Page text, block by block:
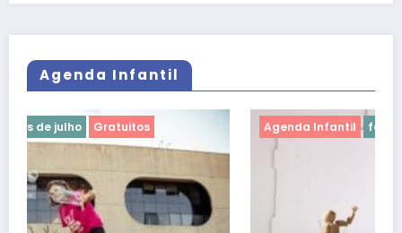
Agenda Infantil
Agenda Infantil férias de julho Gratuitos